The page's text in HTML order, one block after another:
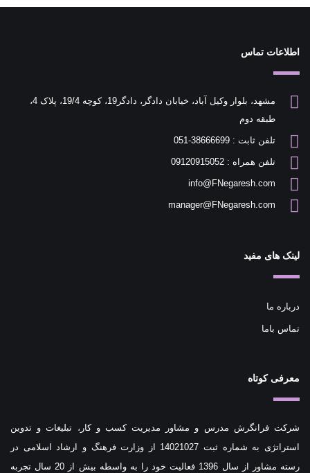
اطلاعات تماس
مشهد، بلوار وکیل آباد، خیابان دادگر، دادگر19، کوچه 19/4، پلاک 4،
طبقه دوم
تلفن ثابت : 38666699-051
تلفن همراه : 09120915052
info@FNegaresh.com
manager@FNegaresh.com
لینک های مفید
درباره ما
تماس باما
معرفی کوتاه
شرکت فرانگرش مدرس و مشاور مدیریت کسب و کار، تبلیغات و تدوین
استراتژی به شماره ثبت 14021027 از وزارت فرهنگ و ارشاد اسلامی در
رسته مشاور از سال 1396 فعالیت خود را به واسطه بیش از 20 سال تجربه